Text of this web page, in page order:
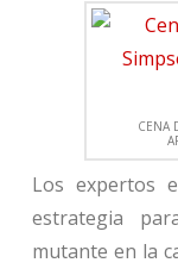
CENA
Los expertos
estrategia
mutante en la